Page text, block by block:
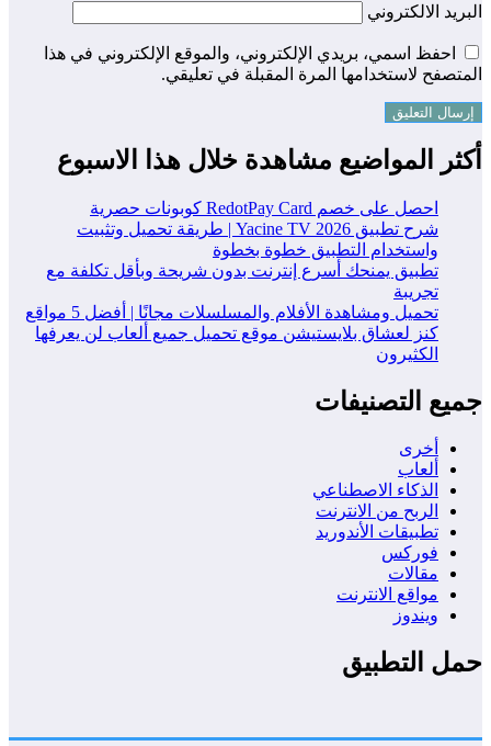
الالكتروني
احفظ اسمي، بريدي الإلكتروني، والموقع الإلكتروني في هذا
لاستخدامها المرة المقبلة في تعليقي.
المواضيع مشاهدة خلال هذا الاسبوع
احصل على خصم RedotPay Card كوبونات حصرية
شرح تطبيق Yacine TV 2026 | طريقة تحميل وتثبيت
واستخدام التطبيق خطوة بخطوة
تطبيق يمنحك أسرع إنترنت بدون شريحة وبأقل تكلفة مع
تجريبة
تحميل ومشاهدة الأفلام والمسلسلات مجانًا | أفضل 5 مواقع
كنز لعشاق بلايستيشن موقع تحميل جميع ألعاب لن يعرفها
الكثيرون
التصنيفات
أخرى
ألعاب
الذكاء الاصطناعي
الربح من الانترنت
تطبيقات الأندوريد
فوركس
مقالات
مواقع الانترنت
ويندوز
التطبيق